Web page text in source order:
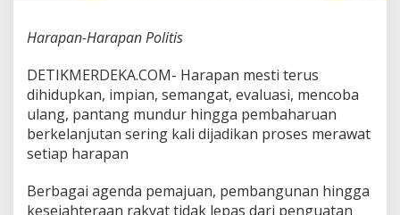
Harapan-Harapan Politis
DETIKMERDEKA.COM- Harapan mesti terus
dihidupkan, impian, semangat, evaluasi, mencoba
ulang, pantang mundur hingga pembaharuan
berkelanjutan sering kali dijadikan proses merawat
setiap harapan
Berbagai agenda pemajuan, pembangunan hingga
kesejahteraan rakyat tidak lepas dari penguatan